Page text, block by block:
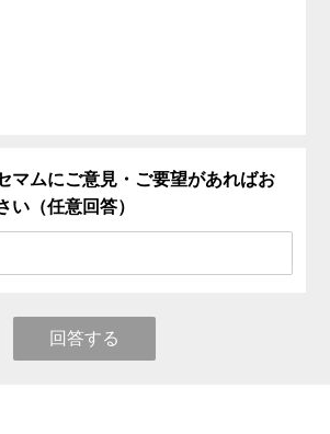
マムにご意見・ご要望があればお
い（任意回答）
回答する